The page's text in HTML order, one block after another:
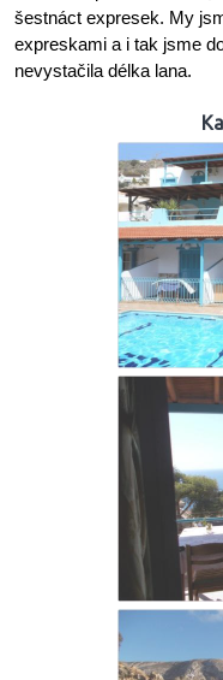
šestnáct expresek. My
expreskami a i tak jsme
nevystačila délka lana.